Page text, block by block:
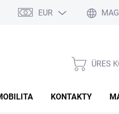
Kérdések Rozmery bannerov
EUR
ÜRES
KONTAKTY